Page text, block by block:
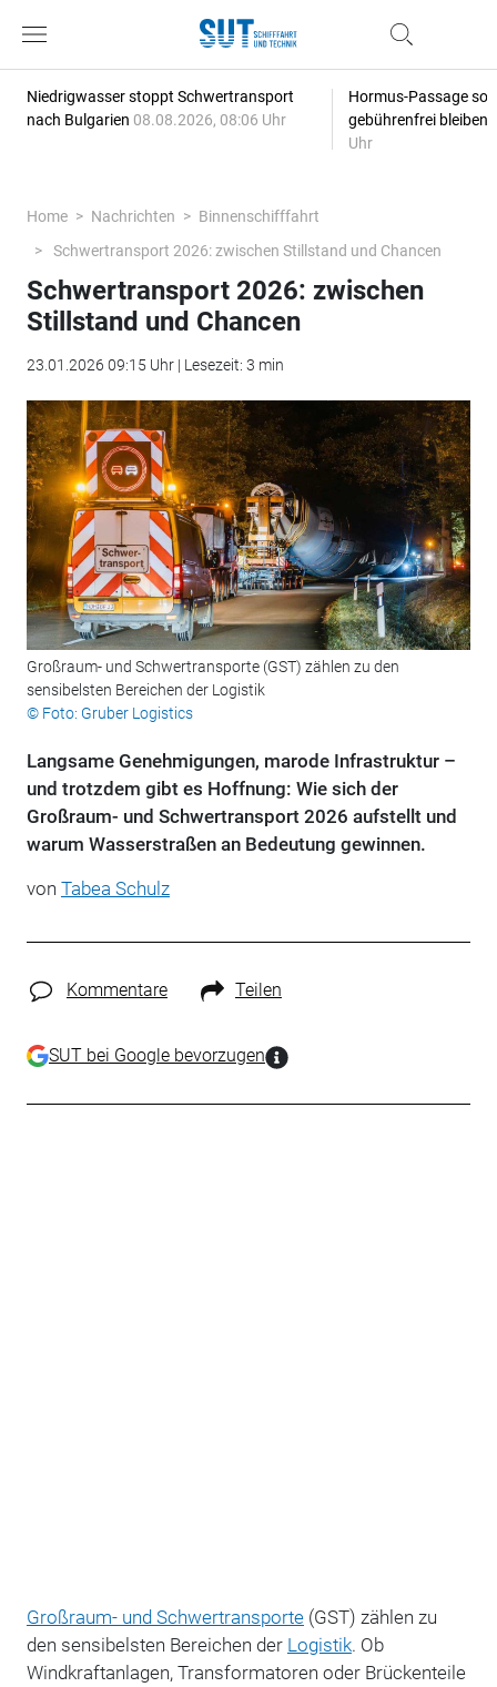
Niedrigwasser stoppt Schwertransport
nach Bulgarien 08.08.2026, 08:06 Uhr
Hormus-Passage
gebührenfrei bleiben
Uhr
Home Nachrichten
Binnenschifffahrt
Schwertransport 2026: zwischen Stillstand und Chancen
Schwertransport 2026: zwischen
Stillstand und Chancen
23.01.2026 09:15 Uhr | Lesezeit: 3 min
Großraum- und Schwertransporte (GST) zählen zu den
sensibelsten Bereichen der Logistik
© Foto: Gruber Logistics
Langsame Genehmigungen, marode Infrastruktur –
und trotzdem gibt es Hoffnung: Wie sich der
Großraum- und Schwertransport 2026 aufstellt und
warum Wasserstraßen an Bedeutung gewinnen.
von Tabea Schulz
Kommentare Teilen
SUT bei Google bevorzugen
Großraum- und Schwertransporte(GST) zählen zu
den sensibelsten Bereichen der Logistik. Ob
Windkraftanlagen, Transformatoren oder Brückenteile